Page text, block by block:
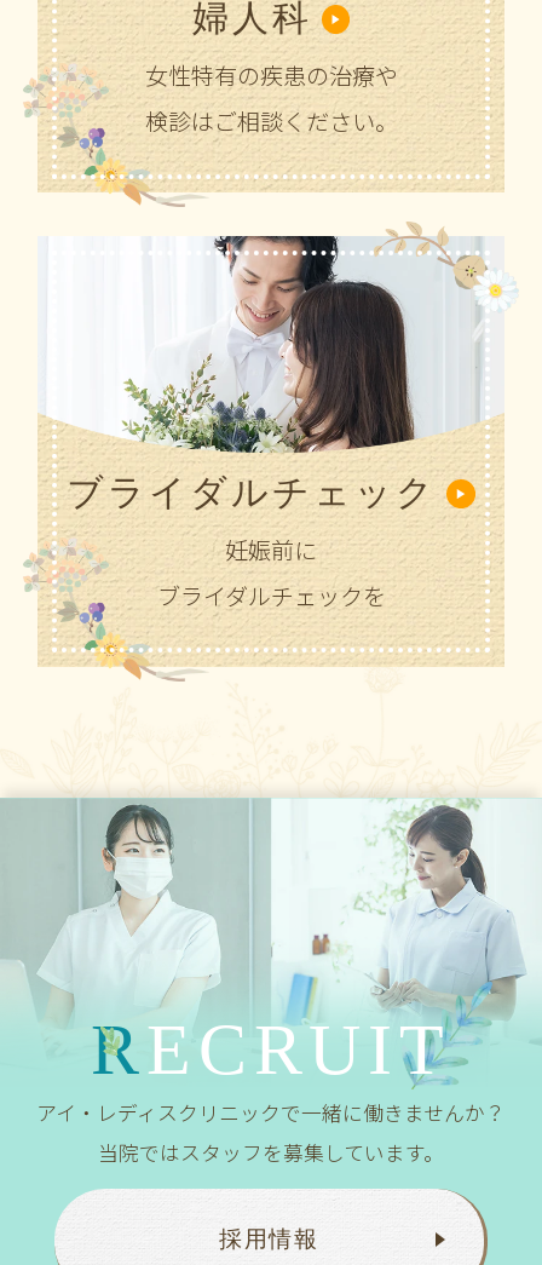
婦人科
女性特有の疾患の治療や
検診はご相談ください。
ブライダルチェック
妊娠前に
ブライダルチェックを
RECRUIT
アイ・レディスクリニックで一緒に働きませんか？
当院ではスタッフを募集しています。
採用情報